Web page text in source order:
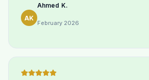
AK
Ahmed K.
February 2026